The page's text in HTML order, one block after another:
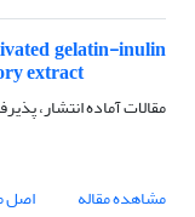
gelatin-inulin
extract
مقالات آماده انتشار،
مشاهده مقاله
اصل